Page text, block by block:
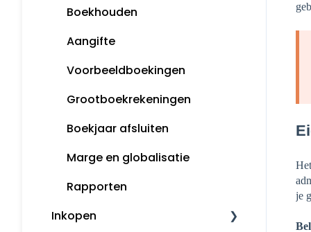
je
Herinneringen en
Boekhouden
Aangifte
Voorbeeldboekingen
Grootboekrekeningen
Boekjaar afsluiten
Marge en globalisatie
Rapporten
Inkopen